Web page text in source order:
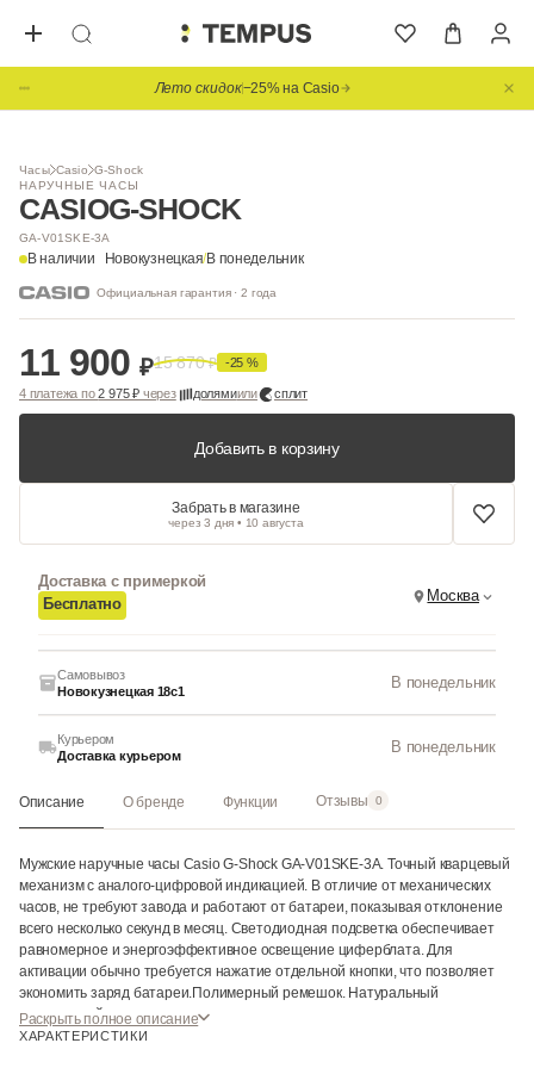
Лето скидок−25% на Casio
Часы Casio G-Shock
НАРУЧНЫЕ ЧАСЫ
CASIOG-SHOCK
GA-V01SKE-3A
В наличии Новокузнецкая/В понедельник
Официальная гарантия · 2 года
1/ 2
11 900 ₽15 870₽ -25 %
4 платежа по2 975 ₽через долямиили сплит
Добавить в корзину
Забрать в магазине
через 3 дня • 10 августа
Доставка с примеркой
Бесплатно
Москва
Самовывоз
Новокузнецкая 18с1
В понедельник
Курьером
Доставка курьером
В понедельник
Описание О бренде Функции Отзывы 0
Мужские наручные часы Casio G-Shock GA-V01SKE-3A. Точный кварцевый
механизм с аналого-цифровой индикацией. В отличие от механических
часов, не требуют завода и работают от батареи, показывая отклонение
всего несколько секунд в месяц. Светодиодная подсветка обеспечивает
равномерное и энергоэффективное освещение циферблата. Для
активации обычно требуется нажатие отдельной кнопки, что позволяет
экономить заряд батареи.Полимерный ремешок. Натуральный
полимерный материал является идеальным для изготовления ремешка
благодаря своей чрезвычайной прочности и гибкости. Отображение
Раскрыть полное описание
ХАРАКТЕРИСТИКИ